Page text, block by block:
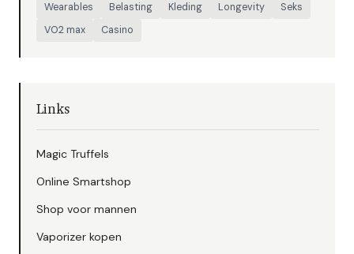
Wearables
Belasting Kleding Longevity
Seks
VO2 max
Casino
Links
Magic Truffels
Online Smartshop
Shop voor mannen
Vaporizer kopen